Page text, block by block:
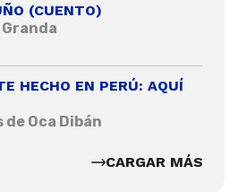
(CUENTO)
HECHO EN PERÚ: AQUÍ
Oca Dibán
CARGAR MÁS